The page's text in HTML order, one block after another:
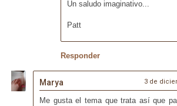
Un saludo imaginativo...
Patt
Responder
Marya 3 de
Me gusta el tema que trata así que